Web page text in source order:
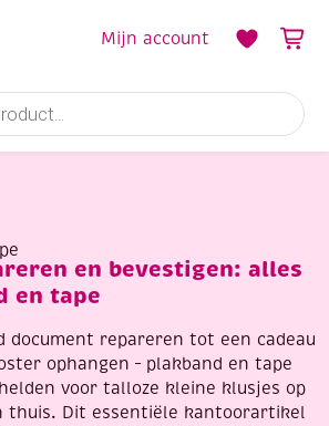
Mijn account
en bevestigen: alles
en tape
document repareren tot een cadeau
ophangen – plakband en tape
voor talloze kleine klusjes op
thuis. Dit essentiële kantoorartikel